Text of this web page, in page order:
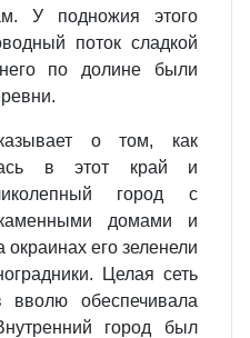
У подножия этого
поток сладкой
по долине были
о том, как
в этот край и
город с
домами и
его зеленели
Целая сеть
вволю обеспечивала
город был